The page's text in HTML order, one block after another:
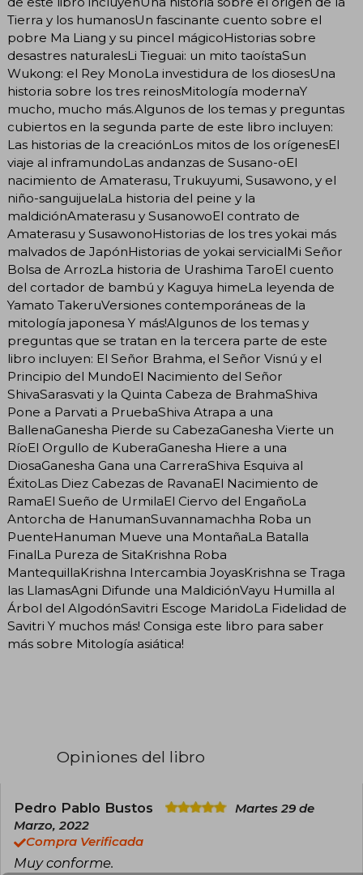
Tierra y los humanosUn fascinante cuento sobre el
pobre Ma Liang y su pincel mágicoHistorias sobre
desastres naturalesLi Tieguai: un mito taoístaSun
Wukong: el Rey MonoLa investidura de los diosesUna
historia sobre los tres reinosMitología modernaY
mucho, mucho más.Algunos de los temas y preguntas
cubiertos en la segunda parte de este libro incluyen:
Las historias de la creaciónLos mitos de los orígenesEl
viaje al inframundoLas andanzas de Susano-oEl
nacimiento de Amaterasu, Trukuyumi, Susawono, y el
niño-sanguijuelaLa historia del peine y la
maldiciónAmaterasu y SusanowoEl contrato de
Amaterasu y SusawonoHistorias de los tres yokai más
malvados de JapónHistorias de yokai servicialMi Señor
Bolsa de ArrozLa historia de Urashima TaroEl cuento
del cortador de bambú y Kaguya himeLa leyenda de
Yamato TakeruVersiones contemporáneas de la
mitología japonesa Y más!Algunos de los temas y
preguntas que se tratan en la tercera parte de este
libro incluyen: El Señor Brahma, el Señor Visnú y el
Principio del MundoEl Nacimiento del Señor
ShivaSarasvati y la Quinta Cabeza de BrahmaShiva
Pone a Parvati a PruebaShiva Atrapa a una
BallenaGanesha Pierde su CabezaGanesha Vierte un
RíoEl Orgullo de KuberaGanesha Hiere a una
DiosaGanesha Gana una CarreraShiva Esquiva al
ÉxitoLas Diez Cabezas de RavanaEl Nacimiento de
RamaEl Sueño de UrmilaEl Ciervo del EngañoLa
Antorcha de HanumanSuvannamachha Roba un
PuenteHanuman Mueve una MontañaLa Batalla
FinalLa Pureza de SitaKrishna Roba
MantequillaKrishna Intercambia JoyasKrishna se Traga
las LlamasAgni Difunde una MaldiciónVayu Humilla al
Árbol del AlgodónSavitri Escoge MaridoLa Fidelidad de
Savitri Y muchos más! Consiga este libro para saber
más sobre Mitología asiática!
Opiniones del libro
Pedro Pablo Bustos
Martes 29 de
Marzo, 2022
Compra Verificada
Muy conforme.